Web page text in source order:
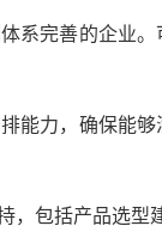
系完善的企业。
能力，确保能
，包括产品选型